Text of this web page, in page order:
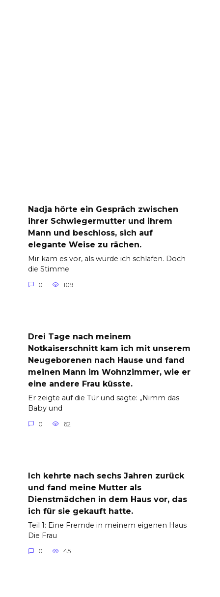
Nadja hörte ein Gespräch zwischen
ihrer Schwiegermutter und ihrem
Mann und beschloss, sich auf
elegante Weise zu rächen.
Mir kam es vor, als würde ich schlafen. Doch
die Stimme
0 109
Drei Tage nach meinem
Notkaiserschnitt kam ich mit unserem
Neugeborenen nach Hause und fand
meinen Mann im Wohnzimmer, wie er
eine andere Frau küsste.
Er zeigte auf die Tür und sagte: „Nimm das
Baby und
0 62
Ich kehrte nach sechs Jahren zurück
und fand meine Mutter als
Dienstmädchen in dem Haus vor, das
ich für sie gekauft hatte.
Teil 1: Eine Fremde in meinem eigenen Haus
Die Frau
0 45